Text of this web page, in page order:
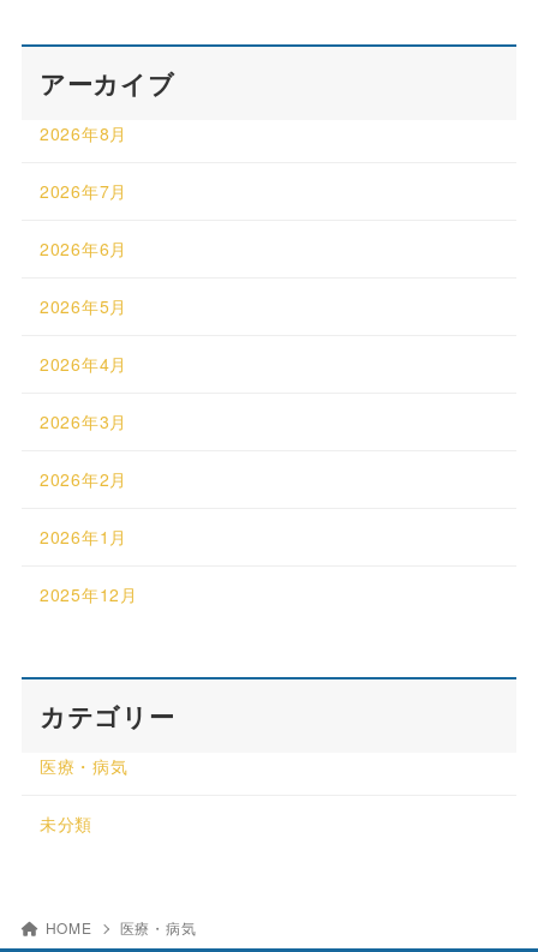
アーカイブ
2026年8月
2026年7月
2026年6月
2026年5月
2026年4月
2026年3月
2026年2月
2026年1月
2025年12月
カテゴリー
医療・病気
未分類
HOME 医療・病気